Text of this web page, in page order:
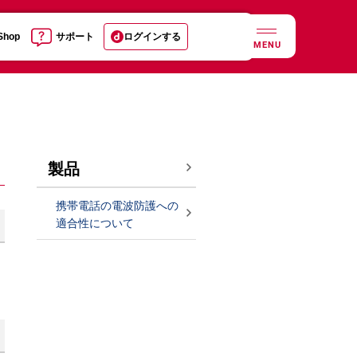
サポート ログインする
MENU
製品
携帯電話の電波防護への
適合性について